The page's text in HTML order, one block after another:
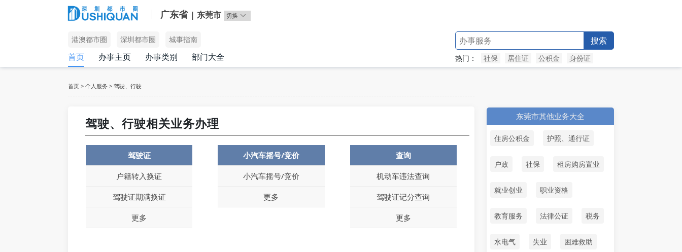
广东省 | 东莞市 切换
港澳都市圈 深圳都市圈 城事指南
首页 办事主页 办事类别 部门大全
搜索
热门： 社保 居住证 公积金 身份证
首页 > 个人服务 > 驾驶、行驶
驾驶、行驶相关业务办理
驾驶证
户籍转入换证
驾驶证期满换证
更多
小汽车摇号/竞价
小汽车摇号/竞价
更多
查询
机动车违法查询
驾驶证记分查询
更多
东莞市其他业务大全
住房公积金 护照、通行证
户政 社保 租房购房置业
就业创业 职业资格
教育服务 法律公证 税务
水电气 失业 困难救助